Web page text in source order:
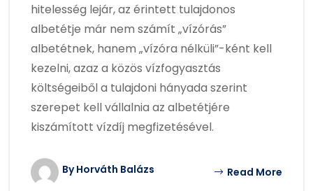
hitelesség lejár, az érintett tulajdonos
albetétje már nem számít „vízórás”
albetétnek, hanem „vízóra nélküli”-ként kell
kezelni, azaz a közös vízfogyasztás
költségeiből a tulajdoni hányada szerint
szerepet kell vállalnia az albetétjére
kiszámított vízdíj megfizetésével.
By Horváth Balázs Read More